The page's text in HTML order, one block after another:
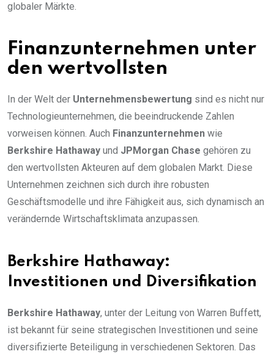
globaler Märkte.
Finanzunternehmen unter
den wertvollsten
In der Welt der Unternehmensbewertung sind es nicht nur
Technologieunternehmen, die beeindruckende Zahlen
vorweisen können. Auch Finanzunternehmen wie
Berkshire Hathaway und JPMorgan Chase gehören zu
den wertvollsten Akteuren auf dem globalen Markt. Diese
Unternehmen zeichnen sich durch ihre robusten
Geschäftsmodelle und ihre Fähigkeit aus, sich dynamisch an
verändernde Wirtschaftsklimata anzupassen.
Berkshire Hathaway:
Investitionen und Diversifikation
Berkshire Hathaway, unter der Leitung von Warren Buffett,
ist bekannt für seine strategischen Investitionen und seine
diversifizierte Beteiligung in verschiedenen Sektoren. Das